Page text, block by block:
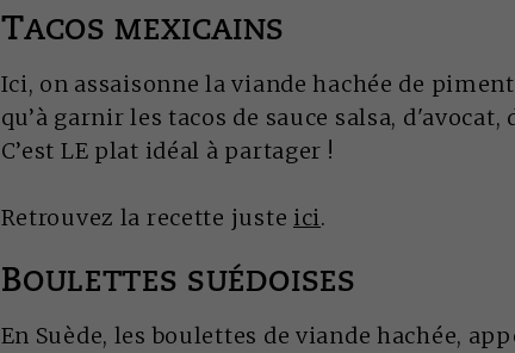
TACOS MEXICAINS
Ici, on assaisonne la viande hachée de
qu’à garnir les tacos de sauce salsa, d'avocat,
C’est LE plat idéal à partager !
Retrouvez la recette juste ici.
BOULETTES SUÉDOISES
En Suède, les boulettes de viande hachée,